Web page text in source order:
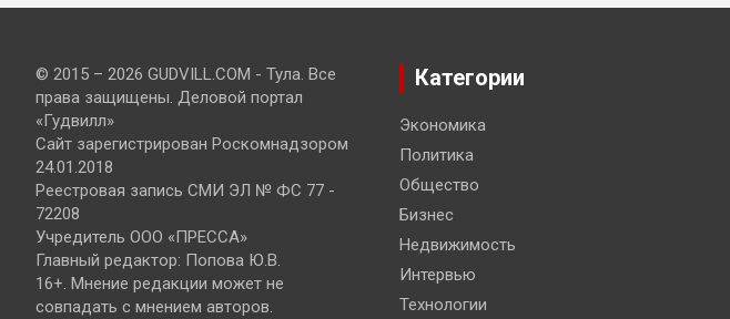
© 2015 – 2026 GUDVILL.COM - Тула. Все
права защищены. Деловой портал
«Гудвилл»
Сайт зарегистрирован Роскомнадзором
24.01.2018
Реестровая запись СМИ ЭЛ № ФС 77 -
72208
Учредитель ООО «ПРЕССА»
Главный редактор: Попова Ю.В.
16+. Мнение редакции может не
совпадать с мнением авторов.
Категории
Экономика
Политика
Общество
Бизнес
Недвижимость
Интервью
Технологии